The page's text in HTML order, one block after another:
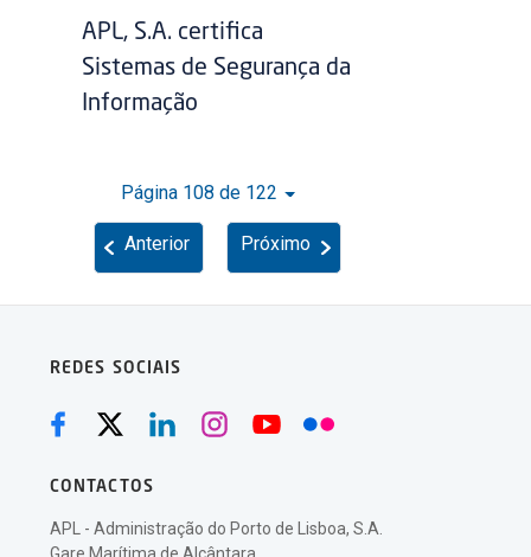
APL, S.A. certifica
Sistemas de Segurança da
Informação
Página 108 de 122
Anterior Próximo
REDES SOCIAIS
CONTACTOS
APL - Administração do Porto de Lisboa, S.A.